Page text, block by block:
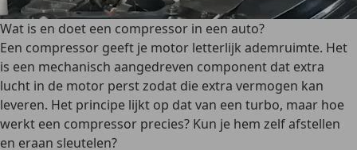
Wat is en doet een compressor in een auto?
Een compressor geeft je motor letterlijk ademruimte. Het
is een mechanisch aangedreven component dat extra
lucht in de motor perst zodat die extra vermogen kan
leveren. Het principe lijkt op dat van een turbo, maar hoe
werkt een compressor precies? Kun je hem zelf afstellen
en eraan sleutelen?